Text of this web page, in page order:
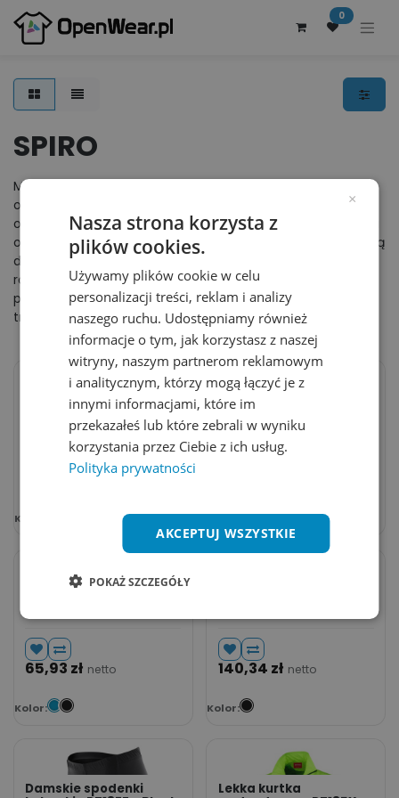
0
SPIRO
Marka Spiro specjalizuje się w produkcji wysokiej jakości
odzieży sportowej, dostosowanej do potrzeb firm, drużyn i
organizacji. Nowoczesne technologie, ergonomiczne kroje i
oddychające materiały sprawiają, że ubrania Spiro stanowią
doskonały wybór dla przedsiębiorstw z wielu branż –
rozwiązania dostępne na OpenWear.pl pozwolą zapewnić
pracownikom wygodę i styl zarówno podczas pracy, jak i w
trakcie wykonywania aktywności fizycznych.
Koszulka Kolarska
Klasyczna
Odprowadzajaca
Wilgoc RT188M - Black &
132,34 zł netto
Kolor:
Koszulka Rowerowa
Damska Slim
Odprowadzajaca
Wilgoc RT188F - Black &
Kolor:
Aqua & Black
65,93 zł netto
Kolor:
Black
140,34 zł netto
Kolor:
Damskie spodenki Lekka kurtka
×
Nasza strona korzysta z
plików cookies.
Używamy plików cookie w celu
personalizacji treści, reklam i analizy
naszego ruchu. Udostępniamy również
informacje o tym, jak korzystasz z naszej
witryny, naszym partnerom reklamowym
i analitycznym, którzy mogą łączyć je z
innymi informacjami, które im
przekazałeś lub które zebrali w wyniku
korzystania przez Ciebie z ich usług.
Polityka prywatności
AKCEPTUJ WSZYSTKIE
POKAŻ SZCZEGÓŁY